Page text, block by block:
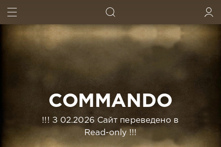
COMMANDO
!!! З 02.2026 Сайт переведено в
Read-only !!!